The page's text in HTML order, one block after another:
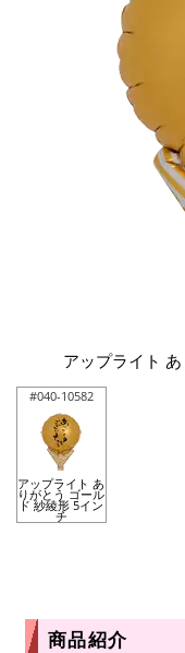
アップライト
#040-10582
アップライト あ
りがとう ゴール
ド 紗綾形 5イン
チ
商品紹介